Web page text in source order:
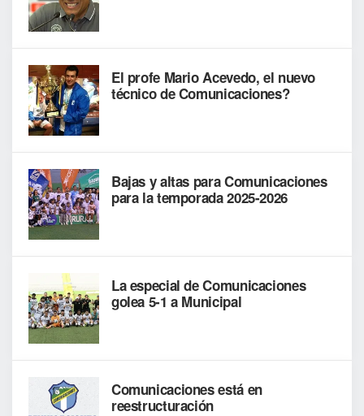
El profe Mario Acevedo, el nuevo
técnico de Comunicaciones?
Bajas y altas para Comunicaciones
para la temporada 2025-2026
La especial de Comunicaciones
golea 5-1 a Municipal
Comunicaciones está en
reestructuración